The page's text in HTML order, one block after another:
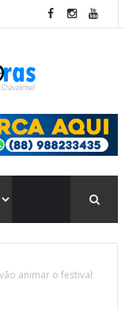
animar o festival